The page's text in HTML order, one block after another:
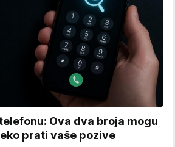
Ova dva broja mogu
prati vaše pozive